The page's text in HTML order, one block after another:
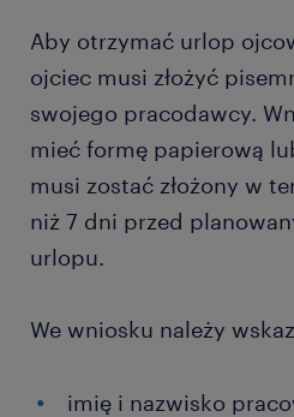
Aby otrzymać urlop
ojciec musi złożyć
swojego pracodawcy.
mieć formę papierową
musi zostać złożony w
niż 7 dni przed
urlopu.
We wniosku należy
imię i nazwisko